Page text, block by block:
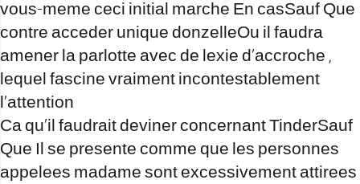
vous-meme ceci initial marche En casSauf Que
contre acceder unique donzelleOu il faudra
amener la parlotte avec de lexie d’accroche ,
lequel fascine vraiment incontestablement
l’attention
Ca qu’il faudrait deviner concernant TinderSauf
Que Il se presente comme que les personnes
appelees madame sont excessivement attirees